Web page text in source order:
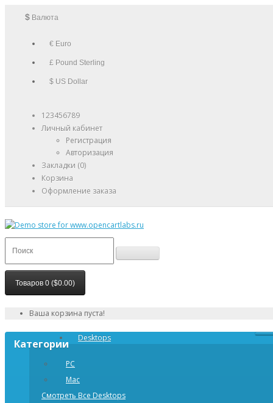
$ Валюта
€ Euro
£ Pound Sterling
$ US Dollar
123456789
Личный кабинет
Регистрация
Авторизация
Закладки (0)
Корзина
Оформление заказа
Товаров 0 ($0.00)
Ваша корзина пуста!
Категории Desktops
PC
Mac
Смотреть Все Desktops